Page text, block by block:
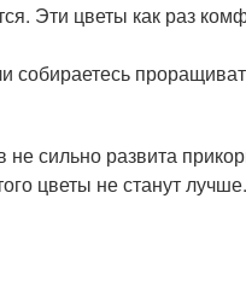
Эти цветы как раз
сильно развита
цветы не станут лучше.